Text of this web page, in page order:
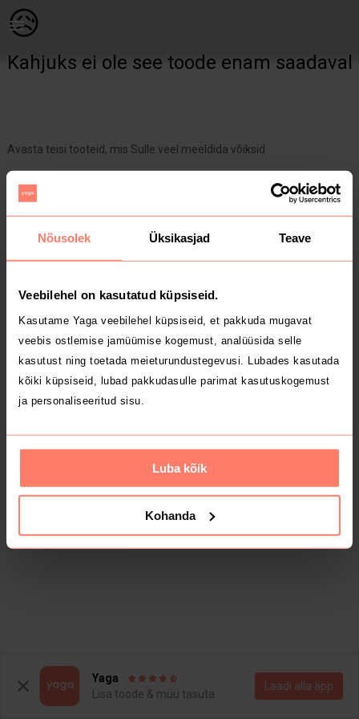
Nõusolek Üksikasjad Teave
Veebilehel on kasutatud küpsiseid.
Kasutame Yaga veebilehel küpsiseid, et pakkuda mugavat
veebis ostlemise jamüümise kogemust, analüüsida selle
kasutust ning toetada meieturundustegevusi. Lubades kasutada
kõiki küpsiseid, lubad pakkudasulle parimat kasutuskogemust
ja personaliseeritud sisu.
Luba kõik
Kohanda
😥
Kahjuks ei ole see toode enam saadaval
Avasta teisi tooteid, mis Sulle veel meeldida võiksid
Yaga
Lisa toode & müü tasuta
Laadi alla äpp